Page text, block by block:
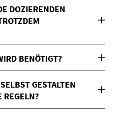
DOZIERENDEN
BENÖTIGT?
GESTALTEN
REGELN?